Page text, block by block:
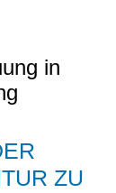
in
ZU